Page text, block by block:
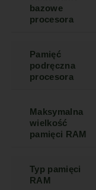
bazowe
procesora
Pamięć
podręczna
procesora
Maksymalna
wielkość
pamięci RAM
Typ pamięci
RAM